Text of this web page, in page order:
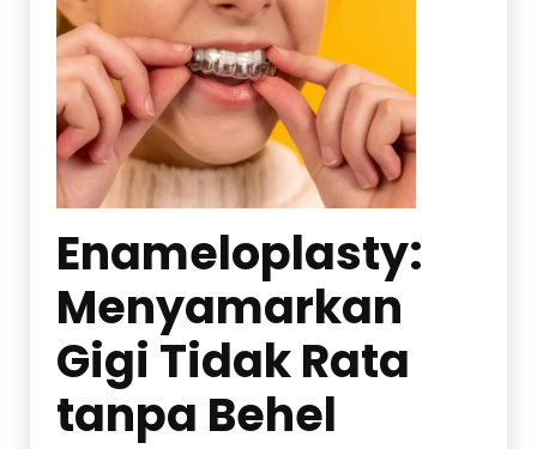
Enameloplasty:
Menyamarkan
Gigi Tidak Rata
tanpa Behel